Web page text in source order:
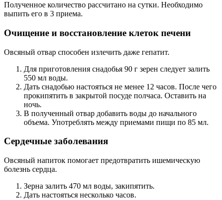
Полученное количество рассчитано на сутки. Необходимо
выпить его в 3 приема.
Очищение и восстановление клеток печени
Овсяный отвар способен излечить даже гепатит.
Для приготовления снадобья 90 г зерен следует залить
550 мл воды.
Дать снадобью настояться не менее 12 часов. После чего
прокипятить в закрытой посуде полчаса. Оставить на
ночь.
В полученный отвар добавить воды до начального
объема. Употреблять между приемами пищи по 85 мл.
Сердечные заболевания
Овсяный напиток помогает предотвратить ишемическую
болезнь сердца.
Зерна залить 470 мл воды, закипятить.
Дать настояться несколько часов.